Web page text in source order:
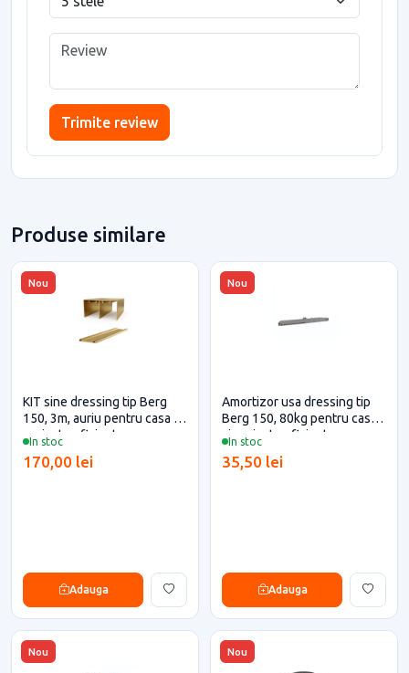
Trimite review
Produse similare
Nou
In stoc
KIT sine dressing tip Berg
150, 3m, auriu pentru casa si
proiecte eficiente
170,00 lei
Adauga
Nou
In stoc
Amortizor usa dressing tip
Berg 150, 80kg pentru casa
si proiecte eficiente
35,50 lei
Adauga
Nou Nou